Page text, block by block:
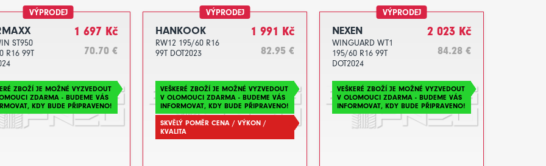
VÝPRODEJ
ST950
R16 99T
1 697 Kč
70.70 €
ZBOŽÍ JE MOŽNÉ VYZVEDOUT
ZDARMA - BUDEME VÁS
KDY BUDE PŘIPRAVENO!
VÝPRODEJ
HANKOOK
RW12 195/60 R16
99T DOT2023
1 991 Kč
82.95 €
VEŠKERÉ ZBOŽÍ JE MOŽNÉ VYZVEDOUT
V OLOMOUCI ZDARMA - BUDEME VÁS
INFORMOVAT, KDY BUDE PŘIPRAVENO!
SKVĚLÝ POMĚR CENA / VÝKON /
KVALITA
VÝPRODEJ
NEXEN
WINGUARD WT1
195/60 R16 99T
DOT2024
2 023 Kč
84.28 €
VEŠKERÉ ZBOŽÍ JE MOŽNÉ VYZVEDOUT
V OLOMOUCI ZDARMA - BUDEME VÁS
INFORMOVAT, KDY BUDE PŘIPRAVENO!